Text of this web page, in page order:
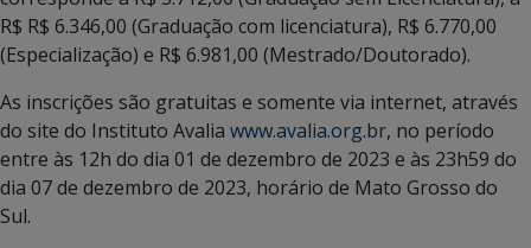
R$ R$ 6.346,00 (Graduação com licenciatura), R$ 6.770,00
(Especialização) e R$ 6.981,00 (Mestrado/Doutorado).
As inscrições são gratuitas e somente via internet, através
do site do Instituto Avalia www.avalia.org.br, no período
entre às 12h do dia 01 de dezembro de 2023 e às 23h59 do
dia 07 de dezembro de 2023, horário de Mato Grosso do
Sul.